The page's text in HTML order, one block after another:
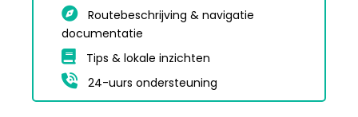
Routebeschrijving & navigatie
documentatie
Tips & lokale inzichten
24-uurs ondersteuning